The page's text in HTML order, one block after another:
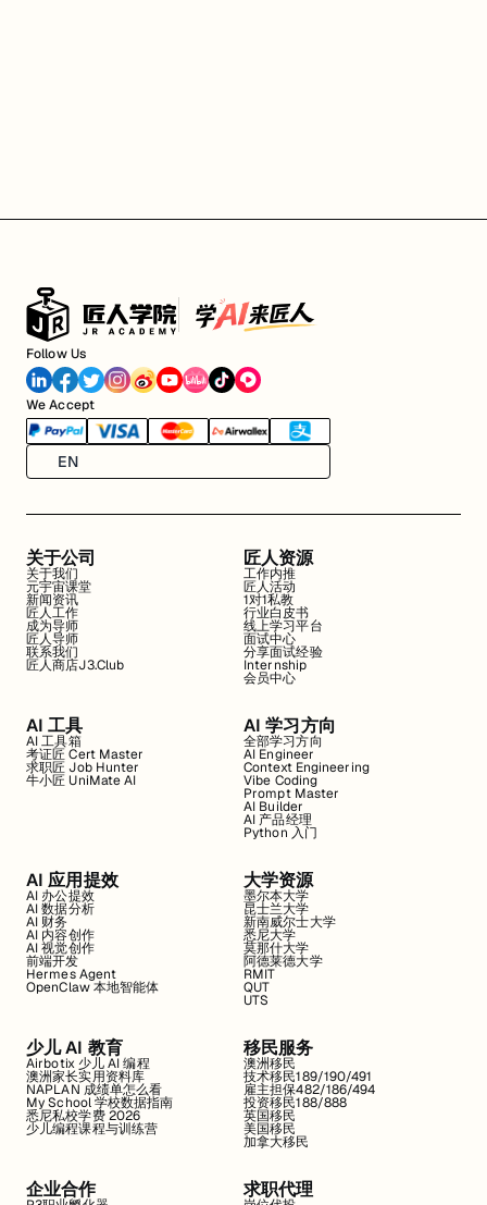
Follow Us
We Accept
EN
关于公司
关于我们
元宇宙课堂
新闻资讯
匠人工作
成为导师
匠人导师
联系我们
匠人商店J3.Club
匠人资源
工作内推
匠人活动
1对1私教
行业白皮书
线上学习平台
面试中心
分享面试经验
Internship
会员中心
AI 工具
AI 工具箱
考证匠 Cert Master
求职匠 Job Hunter
牛小匠 UniMate AI
AI 学习方向
全部学习方向
AI Engineer
Context Engineering
Vibe Coding
Prompt Master
AI Builder
AI 产品经理
Python 入门
AI 应用提效
AI 办公提效
AI 数据分析
AI 财务
AI 内容创作
AI 视觉创作
前端开发
Hermes Agent
OpenClaw 本地智能体
大学资源
墨尔本大学
昆士兰大学
新南威尔士大学
悉尼大学
莫那什大学
阿德莱德大学
RMIT
QUT
UTS
少儿 AI 教育
Airbotix 少儿 AI 编程
澳洲家长实用资料库
NAPLAN 成绩单怎么看
My School 学校数据指南
悉尼私校学费 2026
少儿编程课程与训练营
移民服务
澳洲移民
技术移民189/190/491
雇主担保482/186/494
投资移民188/888
英国移民
美国移民
加拿大移民
企业合作 求职代理